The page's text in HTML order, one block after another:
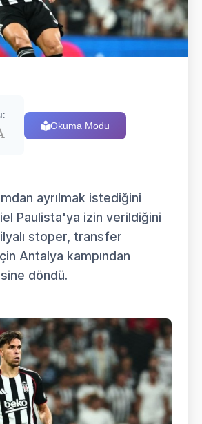
Okuma Modu
ayrılmak istediğini
Paulista'ya izin verildiğini
stoper, transfer
Antalya kampından
döndü.